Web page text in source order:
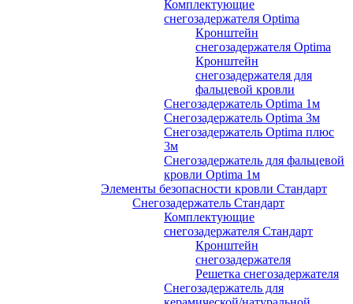
Комплектующие
снегозадержателя Optima
Кронштейн
снегозадержателя Optima
Кронштейн
снегозадержателя для
фальцевой кровли
Снегозадержатель Optima 1м
Снегозадержатель Optima 3м
Снегозадержатель Optima плюс
3м
Снегозадержатель для фальцевой
кровли Optima 1м
Элементы безопасности кровли Стандарт
Снегозадержатель Стандарт
Комплектующие
снегозадержателя Стандарт
Кронштейн
снегозадержателя
Решетка снегозадержателя
Снегозадержатель для